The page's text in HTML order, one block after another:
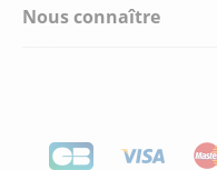
Nous connaître